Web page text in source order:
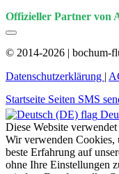
Offizieller Partner von
© 2014-2026 | bochum-
Datenschutzerklärung |
Startseite Seiten SMS
Diese Website
Wir verwenden Cookies,
beste Erfahrung auf
ohne Ihre Einstellungen